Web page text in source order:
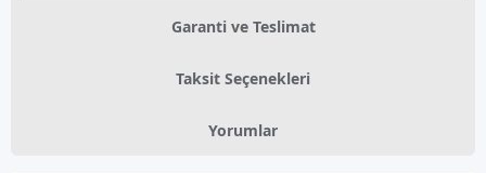
Garanti ve Teslimat
Taksit Seçenekleri
Yorumlar